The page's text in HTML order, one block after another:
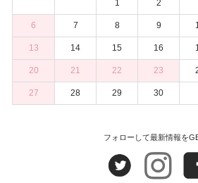
1 2
6 7 8 9
13 14 15 16
20 21 22 23
27 28 29 30
フォローして最新情報を